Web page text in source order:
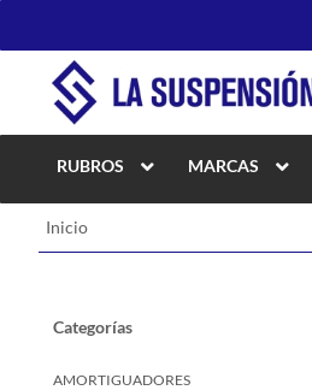
RUBROS MARCAS
Inicio
Categorías
AMORTIGUADORES